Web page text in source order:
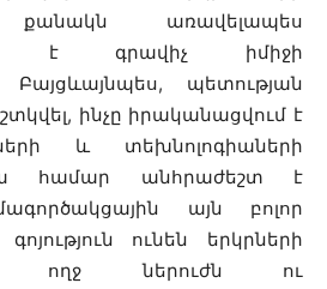
առավելապես
է գրավիչ իմիջի
Բայցևայնպես, պետության
ինչը իրականացվում է
և տեխնոլոգիաների
համար անհրաժեշտ է
այն բոլոր
ունեն երկրների
ողջ ներուժն ու